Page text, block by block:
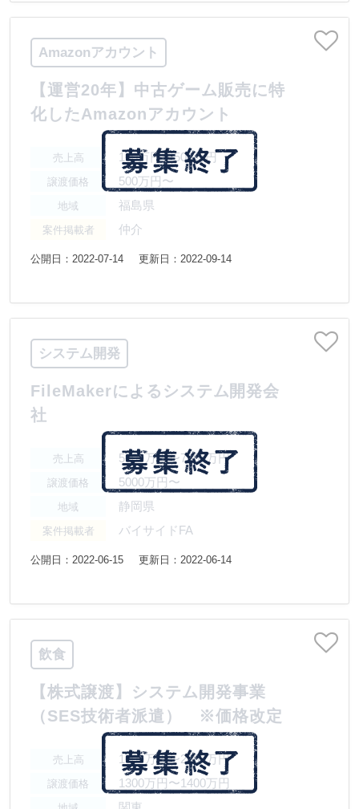
Amazonアカウント
【運営20年】中古ゲーム販売に特
化したAmazonアカウント
売上高 100万円〜500万円
譲渡価格 500万円〜
地域 福島県
案件掲載者 仲介
公開日：2022-07-14 更新日：2022-09-14
システム開発
FileMakerによるシステム開発会
社
売上高 5000万円〜7500万円
譲渡価格 5000万円〜
地域 静岡県
案件掲載者 バイサイドFA
公開日：2022-06-15 更新日：2022-06-14
飲食
【株式譲渡】システム開発事業
（SES技術者派遣） ※価格改定
売上高 1000万円〜2000万円
譲渡価格 1300万円〜1400万円